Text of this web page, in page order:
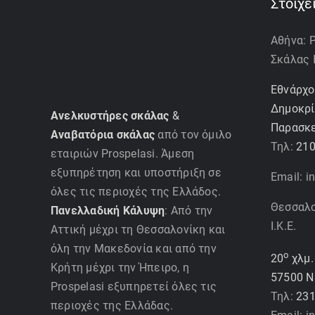
Ανελκυστήρες σκάλας &
Αναβατόρια σκάλας από τον όμιλο
εταιριών Prospelasi. Άμεση
εξυπηρέτηση και υποστήριξη σε
όλες τις περιοχές της Ελλάδος.
Πανελλαδική Κάλυψη: Από την
Αττική μέχρι τη Θεσσαλονίκη και
όλη την Μακεδονία και από την
Κρήτη μέχρι την Ήπειρο, η
Prospelasi εξυπηρετεί όλες τις
περιοχές της Ελλάδας.
Αθήνα:
Σκάλας
Τηλ:
Email:
I.K.E.
20ο
57500
Τηλ: